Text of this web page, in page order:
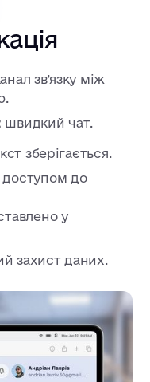
зв’язку між
швидкий чат.
зберігається.
доступом до
у
захист даних.